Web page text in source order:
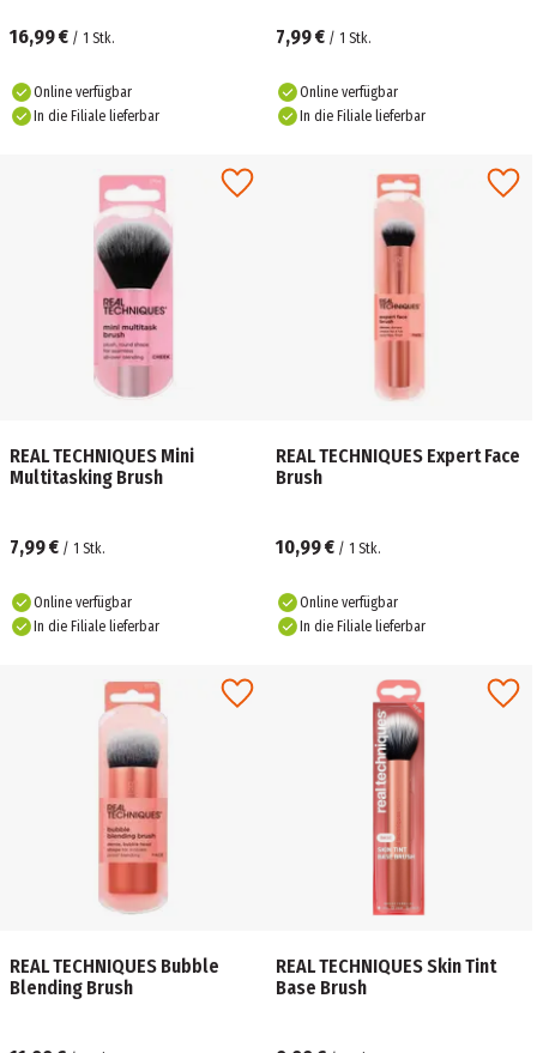
16,99 € / 1 Stk.
Online verfügbar
In die Filiale lieferbar
7,99 € / 1 Stk.
Online verfügbar
In die Filiale lieferbar
REAL TECHNIQUES Mini
Multitasking Brush
7,99 € / 1 Stk.
Online verfügbar
In die Filiale lieferbar
REAL TECHNIQUES Expert Face
Brush
10,99 € / 1 Stk.
Online verfügbar
In die Filiale lieferbar
REAL TECHNIQUES Bubble
Blending Brush
REAL TECHNIQUES Skin Tint
Base Brush